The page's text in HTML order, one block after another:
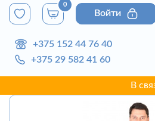
0
Войти
+375 152 44 76 40
+375 29 582 41 60
В связи